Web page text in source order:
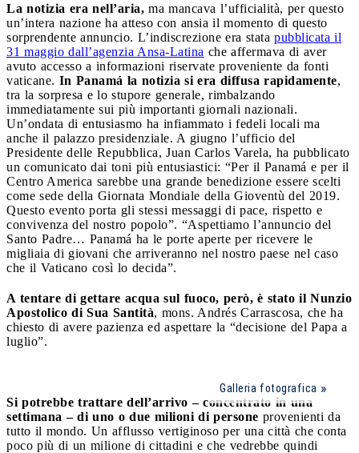
La notizia era nell’aria, ma mancava l’ufficialità, per questo
un’intera nazione ha atteso con ansia il momento di questo
sorprendente annuncio. L’indiscrezione era stata pubblicata il
31 maggio dall’agenzia Ansa-Latina che affermava di aver
avuto accesso a informazioni riservate proveniente da fonti
vaticane. In Panamá la notizia si era diffusa rapidamente,
tra la sorpresa e lo stupore generale, rimbalzando
immediatamente sui più importanti giornali nazionali.
Un’ondata di entusiasmo ha infiammato i fedeli locali ma
anche il palazzo presidenziale. A giugno l’ufficio del
Presidente delle Repubblica, Juan Carlos Varela, ha pubblicato
un comunicato dai toni più entusiastici: “Per il Panamá e per il
Centro America sarebbe una grande benedizione essere scelti
come sede della Giornata Mondiale della Gioventù del 2019.
Questo evento porta gli stessi messaggi di pace, rispetto e
convivenza del nostro popolo”. “Aspettiamo l’annuncio del
Santo Padre… Panamá ha le porte aperte per ricevere le
migliaia di giovani che arriveranno nel nostro paese nel caso
che il Vaticano così lo decida”.
A tentare di gettare acqua sul fuoco, però, è stato il Nunzio
Apostolico di Sua Santità, mons. Andrés Carrascosa, che ha
chiesto di avere pazienza ed aspettare la “decisione del Papa a
luglio”.
Galleria fotografica
Si potrebbe trattare dell’arrivo – concentrato in una
settimana – di uno o due milioni di persone provenienti da
tutto il mondo. Un afflusso vertiginoso per una città che conta
poco più di un milione di cittadini e che vedrebbe quindi